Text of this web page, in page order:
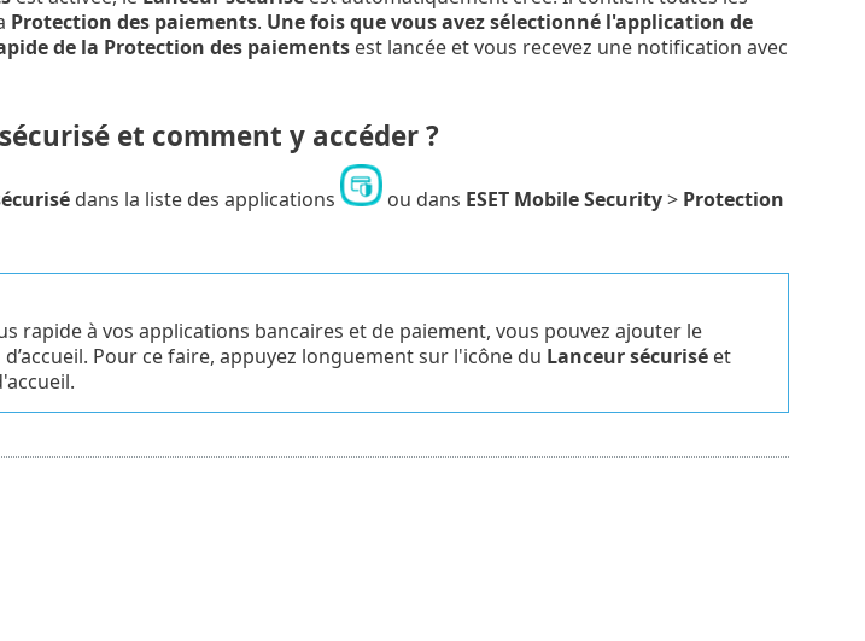
Protection des paiements. Une fois que vous avez sélectionné l'application de
de la Protection des paiementsest lancée et vous recevez une notification avec
et comment y accéder ?
dans la liste des applications ou dans ESET Mobile Security> Protection
rapide à vos applications bancaires et de paiement, vous pouvez ajouter le
Pour ce faire, appuyez longuement sur l'icône du Lanceur sécuriséet